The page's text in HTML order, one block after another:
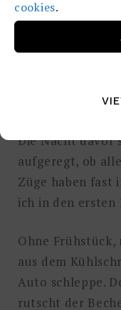
cookies.
Doch bevor ich
Die Nacht davor
aufgeregt, ob
Züge haben fast
ich in den ersten
Ohne
aus dem
Auto schleppe.
rutscht der